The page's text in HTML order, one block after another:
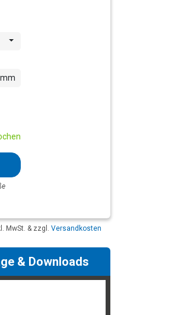
mm
MwSt. & zzgl. Versandkosten
& Downloads